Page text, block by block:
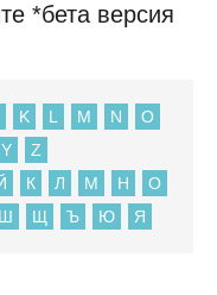
*бета версия
K L M N
O
Y
Z
К Л М Н
О
Ш Щ Ъ Ю Я